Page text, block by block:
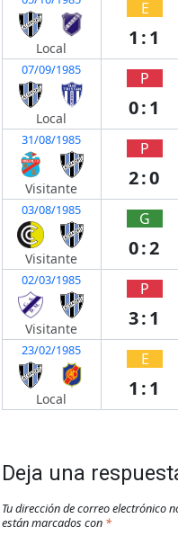
Local
E
1:1
07/09/1985
Local
P
0:1
31/08/1985
Visitante
P
2:0
03/08/1985
Visitante
G
0:2
02/03/1985
Visitante
P
3:1
23/02/1985
Local
E
1:1
Deja una
Tu dirección de correo electrónico
están marcados con *